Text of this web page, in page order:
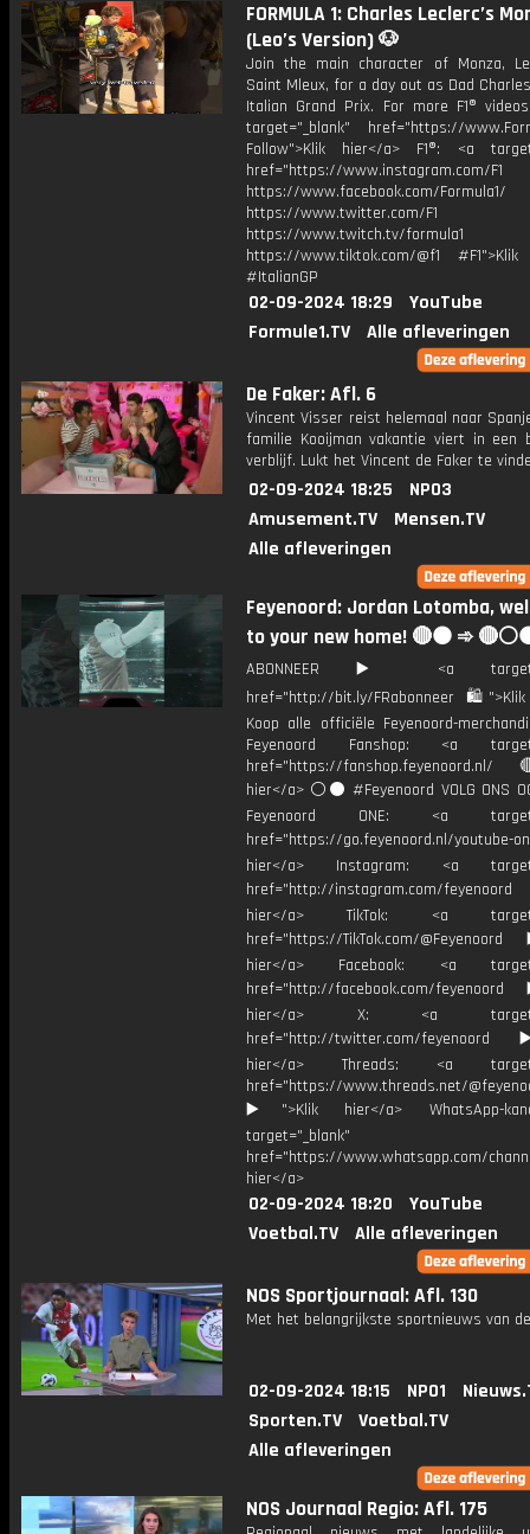
FORMULA 1: Charles Leclerc’s
(Leo’s Version) 🐶
Join the main character of Monza,
Saint Mleux, for a day out as Dad
Italian Grand Prix. For more F1®
target="_blank" href="https://
Follow">Klik hier</a> F1®: <a
href="https://www.instagram.com/F1
https://www.facebook.com/Formula1/
https://www.twitter.com/F1
https://www.twitch.tv/formula1
https://www.tiktok.com/@f1
#ItalianGP
02-09-2024 18:29
YouTube
Formule1.TV
Alle afleveringen
De Faker: Afl. 6
Vincent Visser reist helemaal naar
familie Kooijman vakantie viert in een
verblijf. Lukt het Vincent de Faker te
02-09-2024 18:25
NPO3
Amusement.TV
Mensen.TV
Alle afleveringen
Feyenoord: Jordan Lotomba,
to your new home! 🔴⚫ ➾
ABONNEER ▶️ <a
href="http://bit.ly/FRabonneer
Koop alle officiële Feyenoord-
Feyenoord Fanshop: <a
href="https://
hier</a> ⚪️⚫ #Feyenoord VOLG ONS
Feyenoord ONE: <a
href="https://go.feyenoord.nl/youtube-
hier</a> Instagram: <a
href="http://instagram.com/
hier</a> TikTok: <a
href="https://TikTok.com/
hier</a> Facebook: <a
href="http://facebook.com/
hier</a> X: <a
href="http://twitter.com/
hier</a> Threads: <a
href="https://www.threads.net/
▶️">Klik hier</a> WhatsApp-
target="_blank"
href="https://www.whatsapp.com/
hier</a>
02-09-2024 18:20
YouTube
Voetbal.TV
Alle afleveringen
NOS Sportjournaal: Afl. 130
Met het belangrijkste sportnieuws van
02-09-2024 18:15 NPO1
Sporten.TV
Voetbal.TV
Alle afleveringen
NOS Journaal Regio: Afl. 175